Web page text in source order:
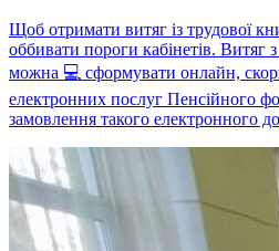
Щоб отримати витяг із трудової
оббивати пороги кабінетів. Витяг
можна 💻 сформувати онлайн,
електронних послуг Пенсійного
замовлення такого електронного